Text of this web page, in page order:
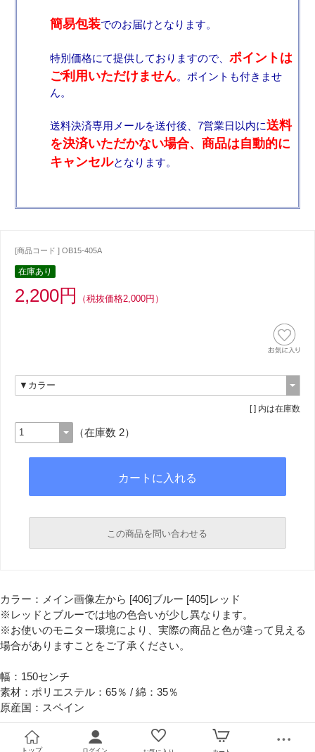
簡易包装でのお届けとなります。
特別価格にて提供しておりますので、 ポイントは
ご利用いただけません。ポイントも付きませ
ん。
送料決済専用メールを送付後、7営業日以内に送料
を決済いただかない場合、商品は自動的に
キャンセルとなります。
[商品コード ] OB15-405A
在庫あり
2,200円 （税抜価格2,000円）
[ ] 内は在庫数
（在庫数 2）
この商品を問い合わせる
必須
カラー：メイン画像左から [406]ブルー [405]レッド
※レッドとブルーでは地の色合いが少し異なります。
※お使いのモニター環境により、実際の商品と色が違って見える
場合がありますことをご了承ください。
幅：150センチ
素材：ポリエステル：65％ / 綿：35％
原産国：スペイン
トップ ログイン